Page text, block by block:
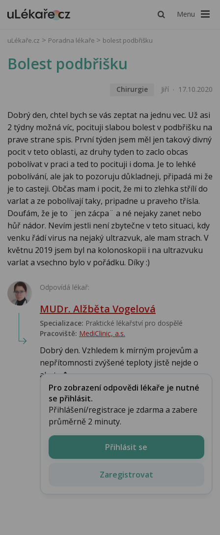
Menu
uLékaře.cz Poradna lékaře bolest podbřišku
Bolest podbřišku
Chirurgie Jiří 17.10.2020
Dobrý den, chtel bych se vás zeptat na jednu vec. Už asi
2 týdny možná víc, pocituji slabou bolest v podbřišku na
prave strane spis. První týden jsem měl jen takový divný
pocit v teto oblasti, az druhy tyden to zaclo obcas
pobolívat v praci a ted to pocituji i doma. Je to lehké
pobolívání, ale jak to pozoruju důkladneji, připadá mi že
je to casteji. Občas mam i pocit, že mi to zlehka střílí do
varlat a ze pobolívají taky, pripadne u praveho třísla.
Doufám, že je to ¨jen zácpa¨ a né nejaky zanet nebo
hůř nádor. Nevím jestli není zbytečne v teto situaci, kdy
venku řádí virus na nejaký ultrazvuk, ale mam strach. V
květnu 2019 jsem byl na kolonoskopii i na ultrazvuku
varlat a vsechno bylo v pořádku. Díky :)
Odpovídá lékař:
MUDr. Alžběta Vogelová
Specializace: Praktické lékařství pro dospělé
Pracoviště: MediClinic, a.s.
Dobrý den. Vzhledem k mírným projevům a
nepřítomnosti zvýšené teploty jistě nejde o
akutn�...
Pro zobrazení odpovědi lékaře je nutné
se přihlásit.
Přihlášení/registrace je zdarma a zabere
průměrně 2 minuty.
Přihlásit se
Zaregistrovat